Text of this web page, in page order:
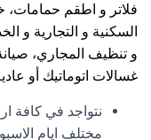
فلاتر و اطقم
السكنية و التجارية و
و تنظيف المجاري،
غسالات اتوماتيك أو
نتواجد في كافة
مختلف ايام